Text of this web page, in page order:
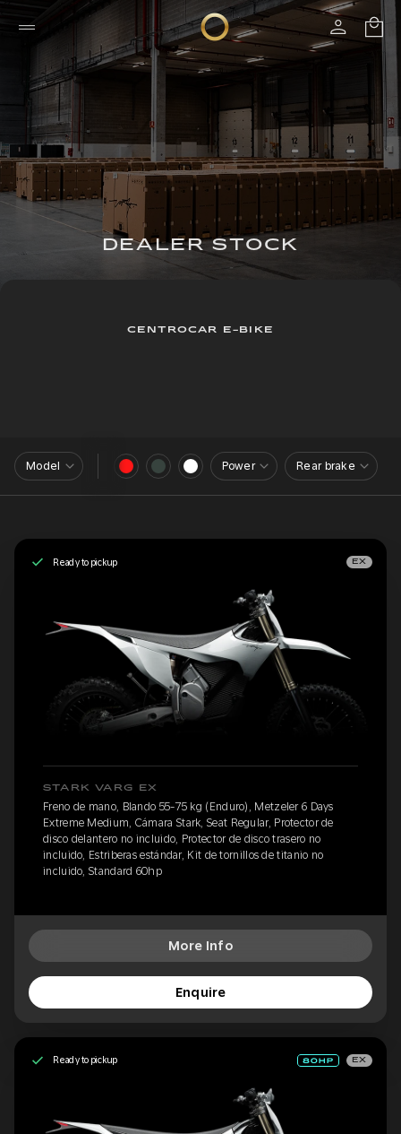
DEALER STOCK
CENTROCAR E-BIKE
Model Power Rear brake
Ready to pickup EX
STARK VARG EX
Freno de mano, Blando 55-75 kg (Enduro), Metzeler 6 Days
Extreme Medium, Cámara Stark, Seat Regular, Protector de
disco delantero no incluido, Protector de disco trasero no
incluido, Estriberas estándar, Kit de tornillos de titanio no
incluido, Standard 60hp
More Info
Enquire
Ready to pickup EX